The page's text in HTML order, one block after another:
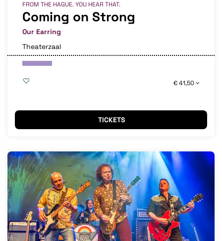
Coming on Strong
Our Earring
FROM THE HAGUE. YOU HEAR THAT.
Theaterzaal
€ 41,50
TICKETS